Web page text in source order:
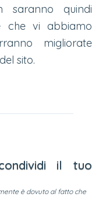
saranno quindi
che vi abbiamo
migliorate
sito.
il tuo
è dovuto al fatto che